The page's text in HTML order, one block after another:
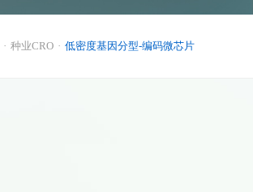
· 种业CRO · 低密度基因分型-编码微芯片